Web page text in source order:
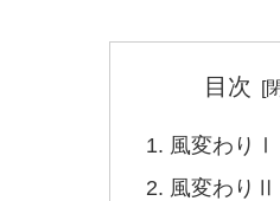
目次
風変わりⅠ
風変わりⅡ